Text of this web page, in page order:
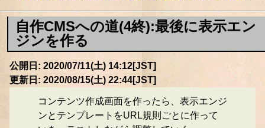
自作CMSへの道(4終):最後に表示エン
ジンを作る
公開日: 2020/07/11(土) 14:12[JST]
更新日: 2020/08/15(土) 22:44[JST]
コンテンツ作成画面を作ったら、表示エンジ
ンとテンプレートをURL規則ごとに作って